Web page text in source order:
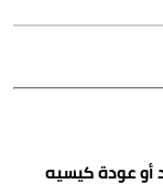
أو عودة كيسيه